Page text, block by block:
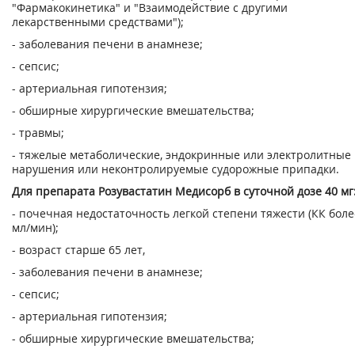
"Фармакокинетика" и "Взаимодействие с другими
лекарственными средствами");
- заболевания печени в анамнезе;
- сепсис;
- артериальная гипотензия;
- обширные хирургические вмешательства;
- травмы;
- тяжелые метаболические, эндокринные или электролитные
нарушения или неконтролируемые судорожные припадки.
Для препарата Розувастатин Медисорб в суточной дозе 40
- почечная недостаточность легкой степени тяжести (КК
мл/мин);
- возраст старше 65 лет,
- заболевания печени в анамнезе;
- сепсис;
- артериальная гипотензия;
- обширные хирургические вмешательства;